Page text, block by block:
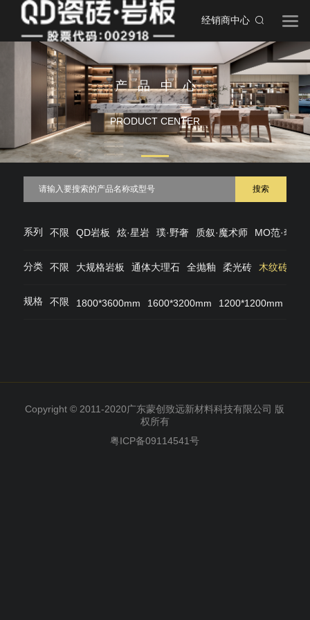
经销商中心
产品中心
PRODUCT CENTER
搜索
系列 不限 QD岩板 炫·星岩 璞·野奢 质叙·魔术师 MO范·奢石
分类 不限 大规格岩板 通体大理石 全抛釉 柔光砖 木纹砖
规格 不限 1800*3600mm 1600*3200mm 1200*1200mm
Copyright © 2011-2020广东蒙创致远新材料科技有限公司 版
权所有
粤ICP备09114541号